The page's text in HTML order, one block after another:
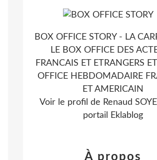
BOX OFFICE STORY - LA
LE BOX OFFICE DES
FRANCAIS ET ETRANGERS
OFFICE HEBDOMADAIRE
ET AMERICAIN
Voir le profil de Renaud
portail Eklablog
À propos